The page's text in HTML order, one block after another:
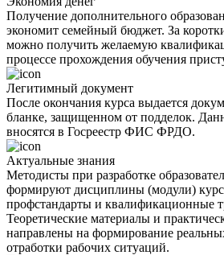
Получение дополнительного
экономит семейный бюджет. За
можно получить желаемую
процессе прохождения обучения
Легитимный документ
После окончания курса выдается
бланке, защищенном от подделок.
вносятся в Госреестр ФИС ФРДО.
Актуальные знания
Методисты при разработке
формируют дисциплины (модули)
профстандарты и квалификационные
Теоретические материалы и
направлены на формирование
отработки рабочих ситуаций.